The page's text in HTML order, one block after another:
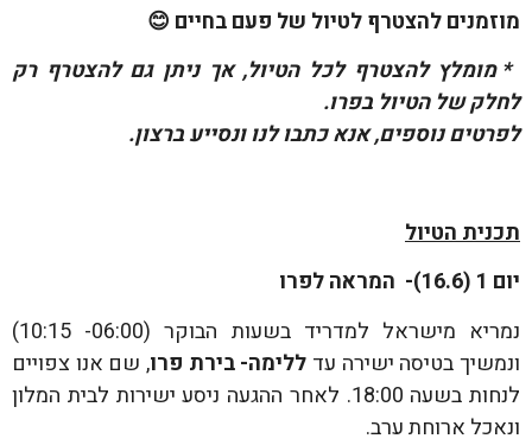
מוזמנים להצטרף לטיול של פעם בחיים 😊
* מומלץ להצטרף לכל הטיול, אך ניתן גם להצטרף רק
לחלק של הטיול בפרו.
לפרטים נוספים, אנא כתבו לנו ונסייע ברצון.
תכנית הטיול
יום 1 (16.6)- המראה לפרו
נמריא מישראל למדריד בשעות הבוקר (06:00- 10:15)
ונמשיך בטיסה ישירה עד ללימה- בירת פרו, שם אנו צפויים
לנחות בשעה 18:00. לאחר ההגעה ניסע ישירות לבית המלון
ונאכל ארוחת ערב.